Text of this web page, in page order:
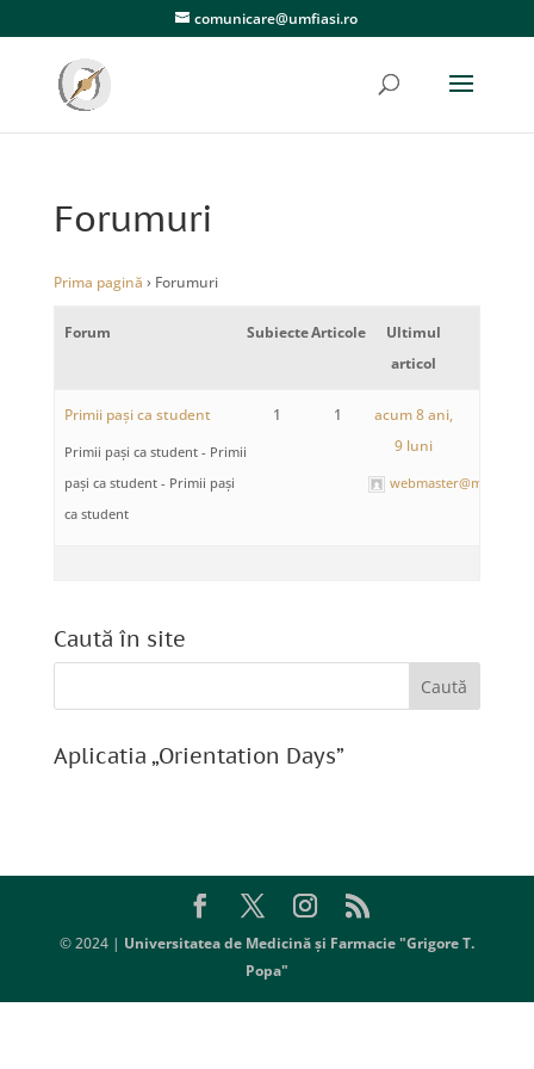
comunicare@umfiasi.ro
Forumuri
Prima pagină › Forumuri
Forum SubiecteArticole
Ultimul
articol
Primii pași ca student
Primii pași ca student - Primii
pași ca student - Primii pași
ca student
1 1
acum 8 ani,
9 luni
Caută în site
Aplicatia „Orientation Days”
© 2024 | Universitatea de Medicină și Farmacie "Grigore T.
Popa"